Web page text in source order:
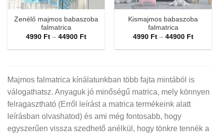
Zenélő majmos babaszoba
falmatrica
4990 Ft – 44900 FtÁrtartomány:
-
Kismajmos babaszoba
falmatrica
4990 Ft – 44900 Ft
-
Majmos falmatrica kínálatunkban több fajta mintából is
válogathatsz. Anyaguk jó minőségű matrica, mely könnyen
felragasztható (Erről leírást a matrica termékeink alatt
leírásban olvashatod) és ami még fontosabb, hogy
egyszerűen vissza szedhető anélkül, hogy tönkre tennék a